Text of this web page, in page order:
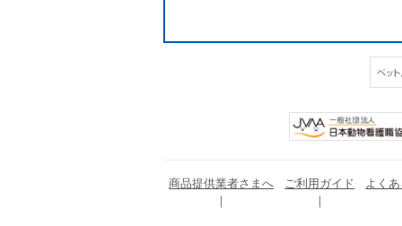
商品提供業者さまへ ご利用ガイド よく